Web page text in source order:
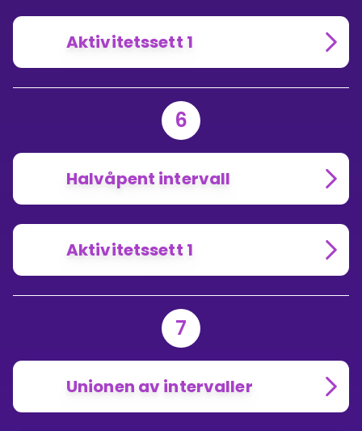
Aktivitetssett 1
6
Halvåpent intervall
Aktivitetssett 1
7
Unionen av intervaller